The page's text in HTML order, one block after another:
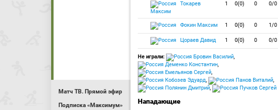
Матч ТВ. Прямой эфир
Подписка «Максимум»
Токарев
Максим
1 0(0) 0 0/0
Фокин Максим 1 0(0) 0 1/0
Цораев Давид 1 0(0) 0 0/0
Не играли: Бровин Василий,
Деменко Константин,
Емельянов Сергей,
Кобозев Эдуард, Панов Виталий,
Полянин Дмитрий, Пучков Сергей
Нападающие